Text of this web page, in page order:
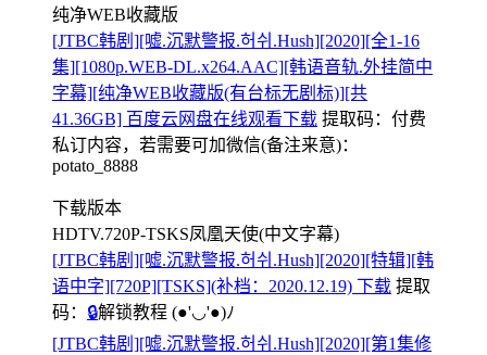
纯净WEB收藏版
[JTBC韩剧][嘘.沉默警报.허쉬.Hush][2020][全1-16
集][1080p.WEB-DL.x264.AAC][韩语音轨.外挂简中
字幕][纯净WEB收藏版(有台标无剧标)][共
41.36GB] 百度云网盘在线观看下载 提取码： 付费
私订内容，若需要可加微信(备注来意)：
potato_8888
下载版本
HDTV.720P-TSKS凤凰天使(中文字幕)
[JTBC韩剧][嘘.沉默警报.허쉬.Hush][2020][特辑][韩
语中字][720P][TSKS](补档：2020.12.19) 下载 提取
码： 🔒解锁教程 (●'◡'●)ﾉ
[JTBC韩剧][嘘.沉默警报.허쉬.Hush][2020][第1集修